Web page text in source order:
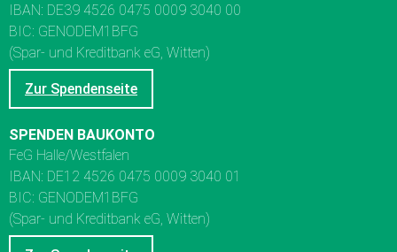
IBAN: DE39 4526 0475 0009 3040 00
BIC: GENODEM1BFG
(Spar- und Kreditbank eG, Witten)
Zur Spendenseite
SPENDEN BAUKONTO
FeG Halle/Westfalen
IBAN: DE12 4526 0475 0009 3040 01
BIC: GENODEM1BFG
(Spar- und Kreditbank eG, Witten)